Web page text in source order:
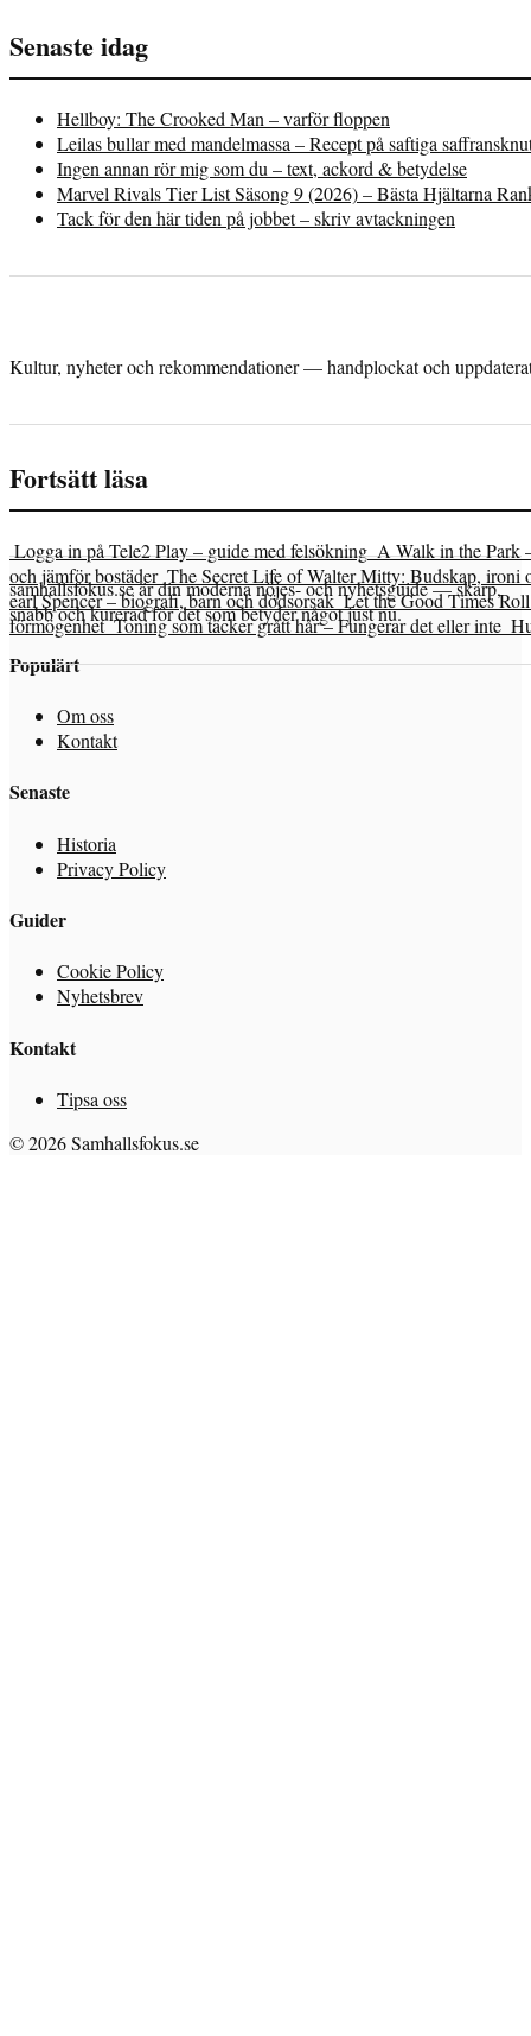
Senaste idag
Hellboy: The Crooked Man – varför floppen
Leilas bullar med mandelmassa – Recept på saftiga
Ingen annan rör mig som du – text, ackord & betydelse
Marvel Rivals Tier List Säsong 9 (2026) – Bästa Hjältarna
Tack för den här tiden på jobbet – skriv avtackningen
Kultur, nyheter och rekommendationer — handplockat och
Fortsätt läsa
Logga in på Tele2 Play – guide med felsökning A Walk in the Park
och jämför bostäder The Secret Life of Walter Mitty: Budskap, ironi
earl Spencer – biografi, barn och dödsorsak Let the Good Times
förmögenhet Toning som täcker grått hår – Fungerar det eller inte
samhallsfokus.se är din moderna nöjes- och nyhetsguide — skarp,
snabb och kurerad för det som betyder något just nu.
Populärt
Om oss
Kontakt
Senaste
Historia
Privacy Policy
Guider
Cookie Policy
Nyhetsbrev
Kontakt
Tipsa oss
© 2026 Samhallsfokus.se